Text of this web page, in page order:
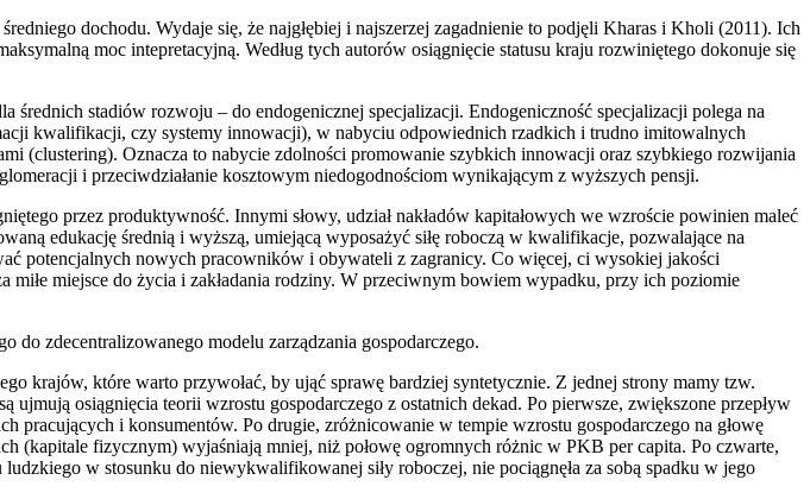
dochodu. Wydaje się, że najgłębiej i najszerzej zagadnienie to podjęli Kharas i Kholi (2011). Ich
moc intepretacyjną. Według tych autorów osiągnięcie statusu kraju rozwiniętego dokonuje się
stadiów rozwoju – do endogenicznej specjalizacji. Endogeniczność specjalizacji polega na
kwalifikacji, czy systemy innowacji), w nabyciu odpowiednich rzadkich i trudno imitowalnych
(clustering). Oznacza to nabycie zdolności promowanie szybkich innowacji oraz szybkiego rozwijania
i przeciwdziałanie kosztowym niedogodnościom wynikającym z wyższych pensji.
przez produktywność. Innymi słowy, udział nakładów kapitałowych we wzroście powinien maleć
edukację średnią i wyższą, umiejącą wyposażyć siłę roboczą w kwalifikacje, pozwalające na
potencjalnych nowych pracowników i obywateli z zagranicy. Co więcej, ci wysokiej jakości
miejsce do życia i zakładania rodziny. W przeciwnym bowiem wypadku, przy ich poziomie
do zdecentralizowanego modelu zarządzania gospodarczego.
krajów, które warto przywołać, by ująć sprawę bardziej syntetycznie. Z jednej strony mamy tzw.
osiągnięcia teorii wzrostu gospodarczego z ostatnich dekad. Po pierwsze, zwiększone przepływ
i konsumentów. Po drugie, zróżnicowanie w tempie wzrostu gospodarczego na głowę
(kapitale fizycznym) wyjaśniają mniej, niż połowę ogromnych różnic w PKB per capita. Po czwarte,
w stosunku do niewykwalifikowanej siły roboczej, nie pociągnęła za sobą spadku w jego